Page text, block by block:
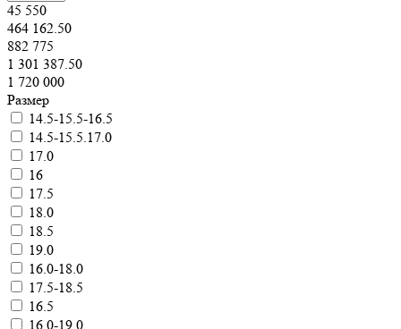
45 550
464 162.50
882 775
1 301 387.50
1 720 000
Размер
14.5-15.5-16.5
14.5-15.5.17.0
17.0
16
17.5
18.0
18.5
19.0
16.0-18.0
17.5-18.5
16.5
16.0-19.0